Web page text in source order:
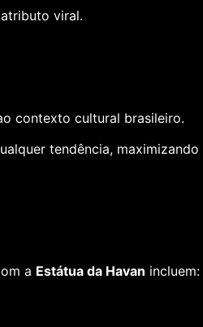
viral.
contexto cultural brasileiro.
tendência, maximizando
a Estátua da Havan incluem: